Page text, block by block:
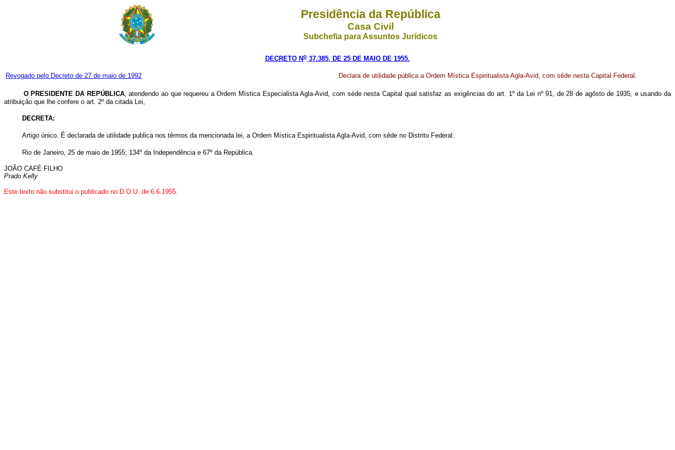
Presidência da República
Casa Civil
Subchefia para Assuntos Jurídicos
DECRETO No 37.385, DE 25 DE MAIO DE 1955.
Revogado pelo Decreto de 27 de maio de 1992 Declara de utilidade pública a Ordem Mística Espiritualista Agla-Avid, com sêde nesta Capital Federal.
O PRESIDENTE DA REPÚBLICA, atendendo ao que requereu a Ordem Mística Especialista Agla-Avid, com séde nesta Capital qual satisfaz as exigências do art. 1º da Lei nº 91, de 28 de agôsto de 1935, e usando da
atribuição que lhe confere o art. 2º da citada Lei,
DECRETA:
Artigo único. É declarada de utilidade publica nos têrmos da mencionada lei, a Ordem Mística Espiritualista Agla-Avid, com sêde no Distrito Federal.
Rio de Janeiro, 25 de maio de 1955; 134º da Independência e 67º da República.
JOÃO CAFÉ FILHO
Prado Kelly
Este texto não substitui o publicado no D.O.U. de 6.6.1955.